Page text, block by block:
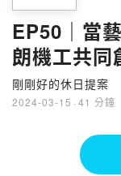
EP50｜當
朗機工共同
剛剛好的休日提案
2024-03-15 · 41 分鐘